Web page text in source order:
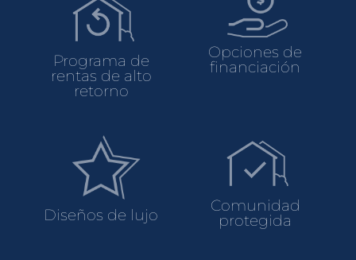
Programa de
rentas de alto
retorno
Opciones de
financiación
Diseños de lujo
Comunidad
protegida